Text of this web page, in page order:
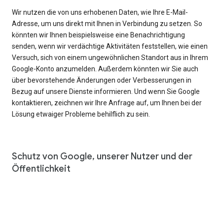
Wir nutzen die von uns erhobenen Daten, wie Ihre E-Mail-
Adresse, um uns direkt mit Ihnen in Verbindung zu setzen. So
könnten wir Ihnen beispielsweise eine Benachrichtigung
senden, wenn wir verdächtige Aktivitäten feststellen, wie einen
Versuch, sich von einem ungewöhnlichen Standort aus in Ihrem
Google-Konto anzumelden. Außerdem könnten wir Sie auch
über bevorstehende Änderungen oder Verbesserungen in
Bezug auf unsere Dienste informieren. Und wenn Sie Google
kontaktieren, zeichnen wir Ihre Anfrage auf, um Ihnen bei der
Lösung etwaiger Probleme behilflich zu sein.
Schutz von Google, unserer Nutzer und der
Öffentlichkeit